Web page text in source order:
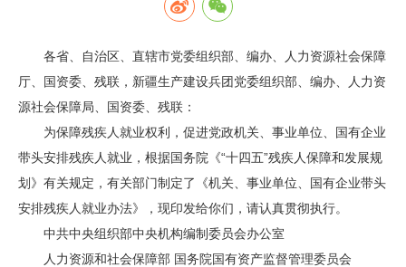
各省、自治区、直辖市党委组织部、编办、人力资源社会保障
厅、国资委、残联，新疆生产建设兵团党委组织部、编办、人力资
源社会保障局、国资委、残联：
为保障残疾人就业权利，促进党政机关、事业单位、国有企业
带头安排残疾人就业，根据国务院《“十四五”残疾人保障和发展规
划》有关规定，有关部门制定了《机关、事业单位、国有企业带头
安排残疾人就业办法》，现印发给你们，请认真贯彻执行。
中共中央组织部中央机构编制委员会办公室
人力资源和社会保障部 国务院国有资产监督管理委员会